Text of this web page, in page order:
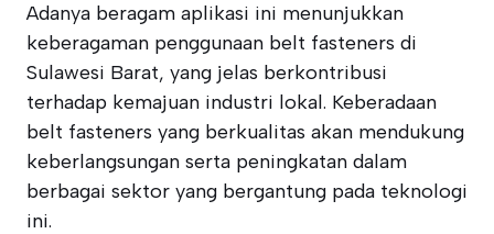
Adanya beragam aplikasi ini menunjukkan
keberagaman penggunaan belt fasteners di
Sulawesi Barat, yang jelas berkontribusi
terhadap kemajuan industri lokal. Keberadaan
belt fasteners yang berkualitas akan mendukung
keberlangsungan serta peningkatan dalam
berbagai sektor yang bergantung pada teknologi
ini.